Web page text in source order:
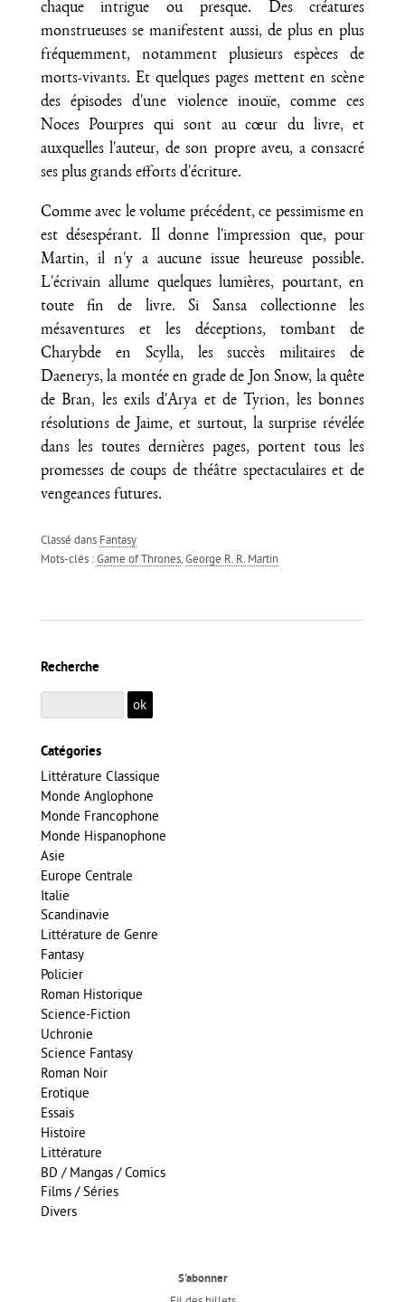
chaque intrigue ou presque. Des créatures
monstrueuses se manifestent aussi, de plus en plus
fréquemment, notamment plusieurs espèces de
morts-vivants. Et quelques pages mettent en scène
des épisodes d'une violence inouïe, comme ces
Noces Pourpres qui sont au cœur du livre, et
auxquelles l'auteur, de son propre aveu, a consacré
ses plus grands efforts d'écriture.
Comme avec le volume précédent, ce pessimisme en
est désespérant. Il donne l'impression que, pour
Martin, il n'y a aucune issue heureuse possible.
L'écrivain allume quelques lumières, pourtant, en
toute fin de livre. Si Sansa collectionne les
mésaventures et les déceptions, tombant de
Charybde en Scylla, les succès militaires de
Daenerys, la montée en grade de Jon Snow, la quête
de Bran, les exils d'Arya et de Tyrion, les bonnes
résolutions de Jaime, et surtout, la surprise révélée
dans les toutes dernières pages, portent tous les
promesses de coups de théâtre spectaculaires et de
vengeances futures.
Classé dans Fantasy
Mots-clés : Game of Thrones, George R. R. Martin
Recherche
Catégories
Littérature Classique
Monde Anglophone
Monde Francophone
Monde Hispanophone
Asie
Europe Centrale
Italie
Scandinavie
Littérature de Genre
Fantasy
Policier
Roman Historique
Science-Fiction
Uchronie
Science Fantasy
Roman Noir
Erotique
Essais
Histoire
Littérature
BD / Mangas / Comics
Films / Séries
Divers
S'abonner